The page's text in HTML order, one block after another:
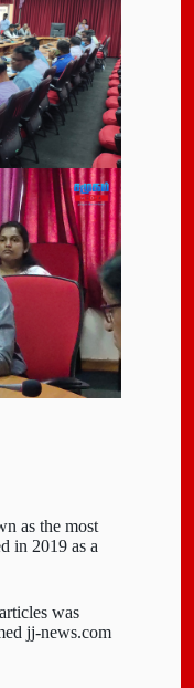
as the most
in 2019 as a
was
jj-news.com